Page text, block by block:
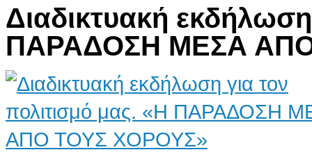
Διαδικτυακή
ΠΑΡΑΔΟΣΗ ΜΕΣΑ